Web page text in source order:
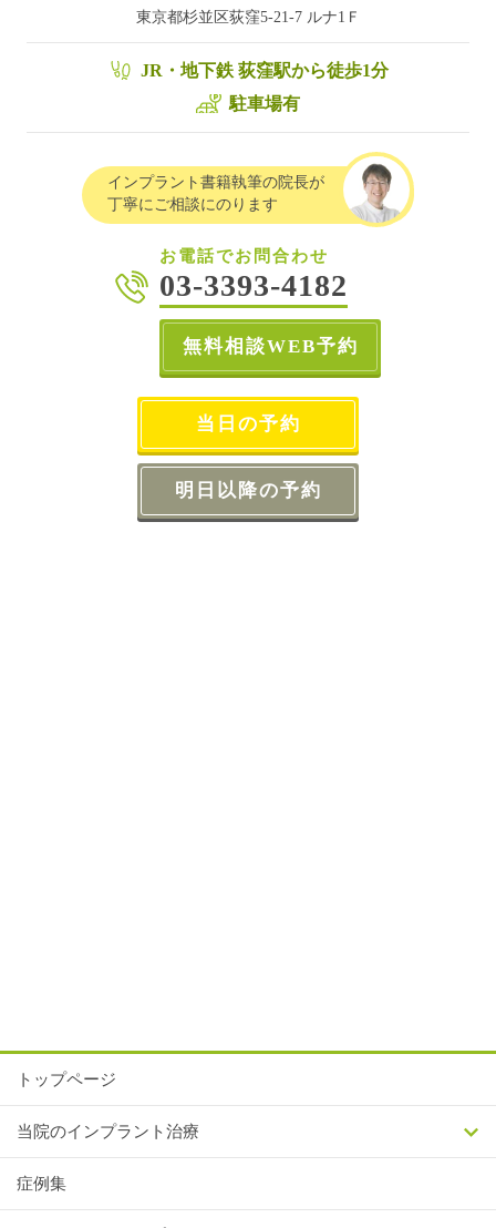
東京都杉並区荻窪5-21-7 ルナ1Ｆ
JR・地下鉄 荻窪駅から徒歩1分
駐車場有
インプラント書籍執筆の院長が
丁寧にご相談にのります
お電話でお問合わせ
03-3393-4182
無料相談WEB予約
当日の予約
明日以降の予約
トップページ
当院のインプラント治療
症例集